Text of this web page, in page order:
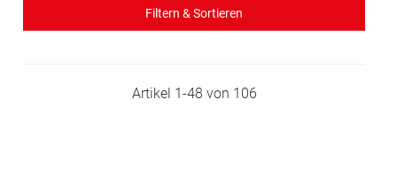
Filtern & Sortieren
Artikel 1-48 von 106